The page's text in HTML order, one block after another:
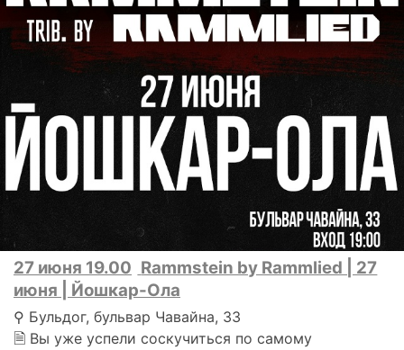
27 июня 19.00 Rammstein by Rammlied | 27
июня | Йошкар-Ола
⚲ Бульдог, бульвар Чавайна, 33
🗎 Вы уже успели соскучиться по самому